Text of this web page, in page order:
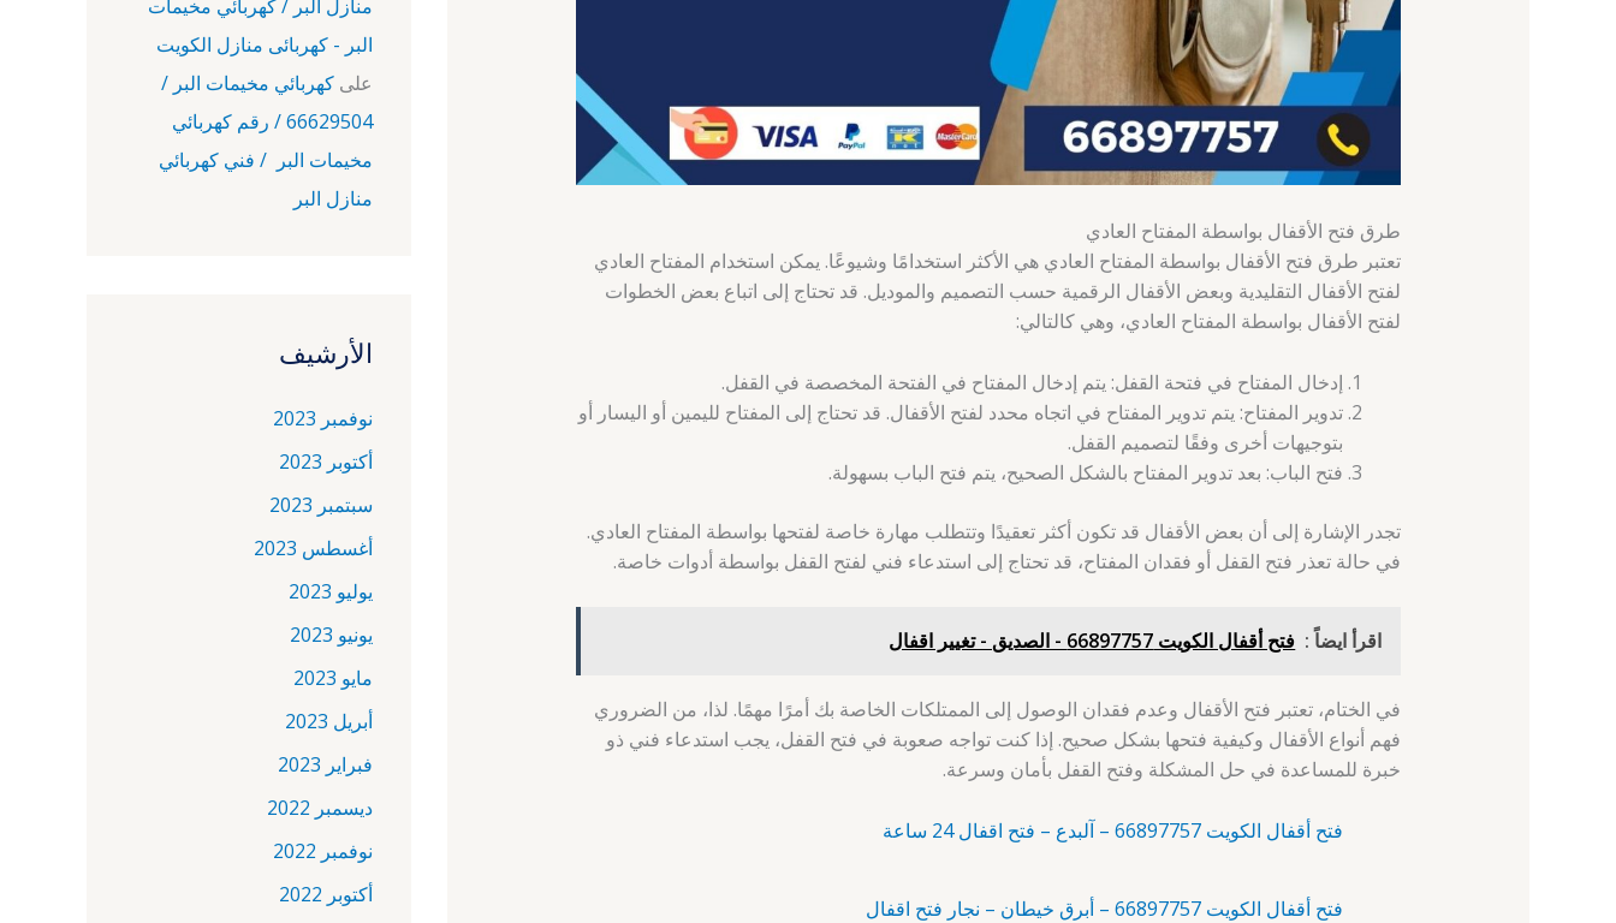
طرق فتح الأقفال بواسطة المفتاح العادي
تعتبر طرق فتح الأقفال بواسطة المفتاح العادي هي الأكثر استخدامًا وشيوعًا. يمكن استخدام المفتاح العادي
لفتح الأقفال التقليدية وبعض الأقفال الرقمية حسب التصميم والموديل. قد تحتاج إلى اتباع بعض الخطوات
لفتح الأقفال بواسطة المفتاح العادي، وهي كالتالي:
إدخال المفتاح في فتحة القفل: يتم إدخال المفتاح في الفتحة المخصصة في القفل.
تدوير المفتاح: يتم تدوير المفتاح في اتجاه محدد لفتح الأقفال. قد تحتاج إلى المفتاح لليمين أو اليسار أو
بتوجيهات أخرى وفقًا لتصميم القفل.
فتح الباب: بعد تدوير المفتاح بالشكل الصحيح، يتم فتح الباب بسهولة.
تجدر الإشارة إلى أن بعض الأقفال قد تكون أكثر تعقيدًا وتتطلب مهارة خاصة لفتحها بواسطة المفتاح العادي.
في حالة تعذر فتح القفل أو فقدان المفتاح، قد تحتاج إلى استدعاء فني لفتح القفل بواسطة أدوات خاصة.
اقرأ ايضاً : فتح أقفال الكويت 66897757 - الصديق - تغيير اقفال
في الختام، تعتبر فتح الأقفال وعدم فقدان الوصول إلى الممتلكات الخاصة بك أمرًا مهمًا. لذا، من الضروري
فهم أنواع الأقفال وكيفية فتحها بشكل صحيح. إذا كنت تواجه صعوبة في فتح القفل، يجب استدعاء فني ذو
خبرة للمساعدة في حل المشكلة وفتح القفل بأمان وسرعة.
فتح أقفال الكويت 66897757 – آلبدع – فتح اقفال 24 ساعة
فتح أقفال الكويت 66897757 – أبرق خيطان – نجار فتح اقفال
منازل البر / كهربائي مخيمات
البر - كهربائى منازل الكويت
على كهربائي مخيمات البر /
66629504 / رقم كهربائي
مخيمات البر / فني كهربائي
منازل البر
الأرشيف
نوفمبر 2023
أكتوبر 2023
سبتمبر 2023
أغسطس 2023
يوليو 2023
يونيو 2023
مايو 2023
أبريل 2023
فبراير 2023
ديسمبر 2022
نوفمبر 2022
أكتوبر 2022